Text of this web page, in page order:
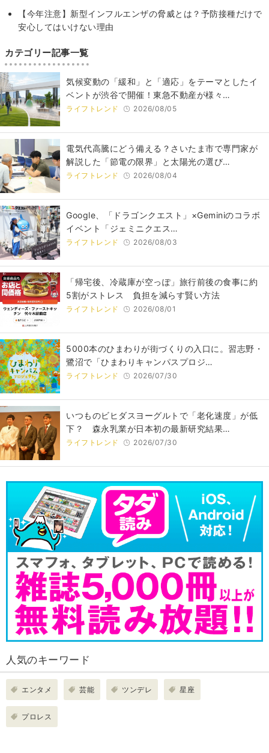
【今年注意】新型インフルエンザの脅威とは？予防接種だけで
安心してはいけない理由
カテゴリー記事一覧
気候変動の「緩和」と「適応」をテーマとしたイ
ベントが渋谷で開催！東急不動産が様々…
ライフトレンド 2026/08/05
電気代高騰にどう備える？さいたま市で専門家が
解説した「節電の限界」と太陽光の選び…
ライフトレンド 2026/08/04
Google、「ドラゴンクエスト」×Geminiのコラボ
イベント「ジェミニクエス…
ライフトレンド 2026/08/03
「帰宅後、冷蔵庫が空っぽ」旅行前後の食事に約
5割がストレス 負担を減らす賢い方法
ライフトレンド 2026/08/01
5000本のひまわりが街づくりの入口に。習志野・
鷺沼で「ひまわりキャンパスプロジ…
ライフトレンド 2026/07/30
いつものビヒダスヨーグルトで「老化速度」が低
下？ 森永乳業が日本初の最新研究結果…
ライフトレンド 2026/07/30
人気のキーワード
エンタメ 芸能 ツンデレ 星座
プロレス